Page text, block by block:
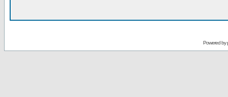
Powered by